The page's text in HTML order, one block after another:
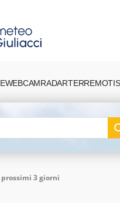
WEBCAMRADARTERREMOTI
3 giorni